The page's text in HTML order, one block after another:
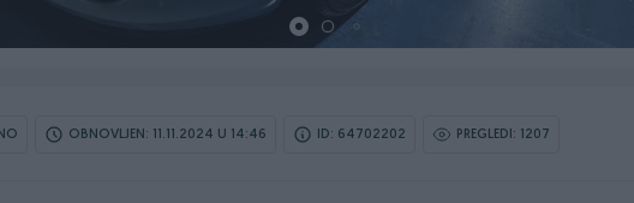
OBNOVLJEN: 11.11.2024 U 14:46 ID: 64702202 PREGLEDI: 1207